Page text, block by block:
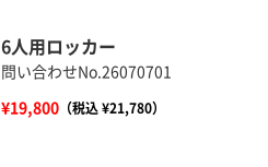
6人用ロッカー
問い合わせNo.26070701
¥19,800（税込 ¥21,780）